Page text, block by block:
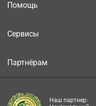
Помощь
Сервисы
Партнёрам
Наш партнер: